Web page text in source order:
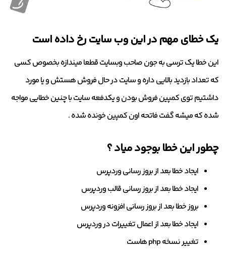
یک خطای مهم در این وب سایت رخ داده است
این خطا یک ترسی به جون صاحب وبسایت قطعا میندازه بخصوص کسی
که تعداد بازدید بالایی داره و سایت در حال فروش هستش و یا مورد
داشتیم توی کمپین فروش بودن و یکدفعه سایت با چنین خطایی مواجه
شده که میشه گفت فاتحه اون کمپین خونده شده .
چطور این خطا بوجود میاد ؟
ایجاد خطا بعد از بروز رسانی وردپرس
ایجاد خطا بعد از بروز رسانی قالب وردپرس
بروز خطا بعد از بروز رسانی افزونه وردپرس
ایجاد خطا بعد از اعمال تغییرات در وردپرس
تغییر نسخه php هاست